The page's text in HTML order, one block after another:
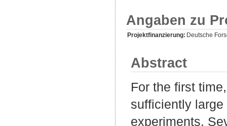
Angaben zu
Projektfinanzierung: Deutsche
Abstract
For the first
sufficiently
experiments.